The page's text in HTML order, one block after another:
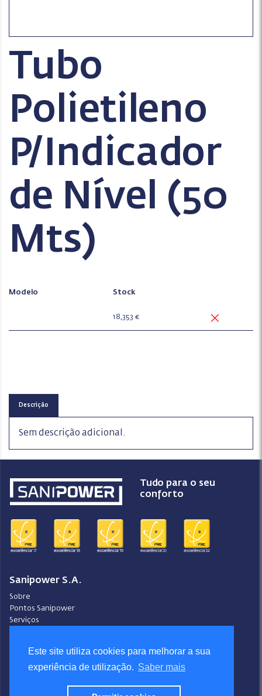
Este site utiliza cookies para melhorar a sua
experiência de utilização. Saber mais
Tubo
Polietileno
P/Indicador
de Nível (50
Mts)
Modelo Stock
18,353 €
Descrição
Sem descrição adicional.
Tudo para o seu
conforto
Sanipower S.A.
Sobre
Pontos Sanipower
Serviços
Condições Gerais de Venda